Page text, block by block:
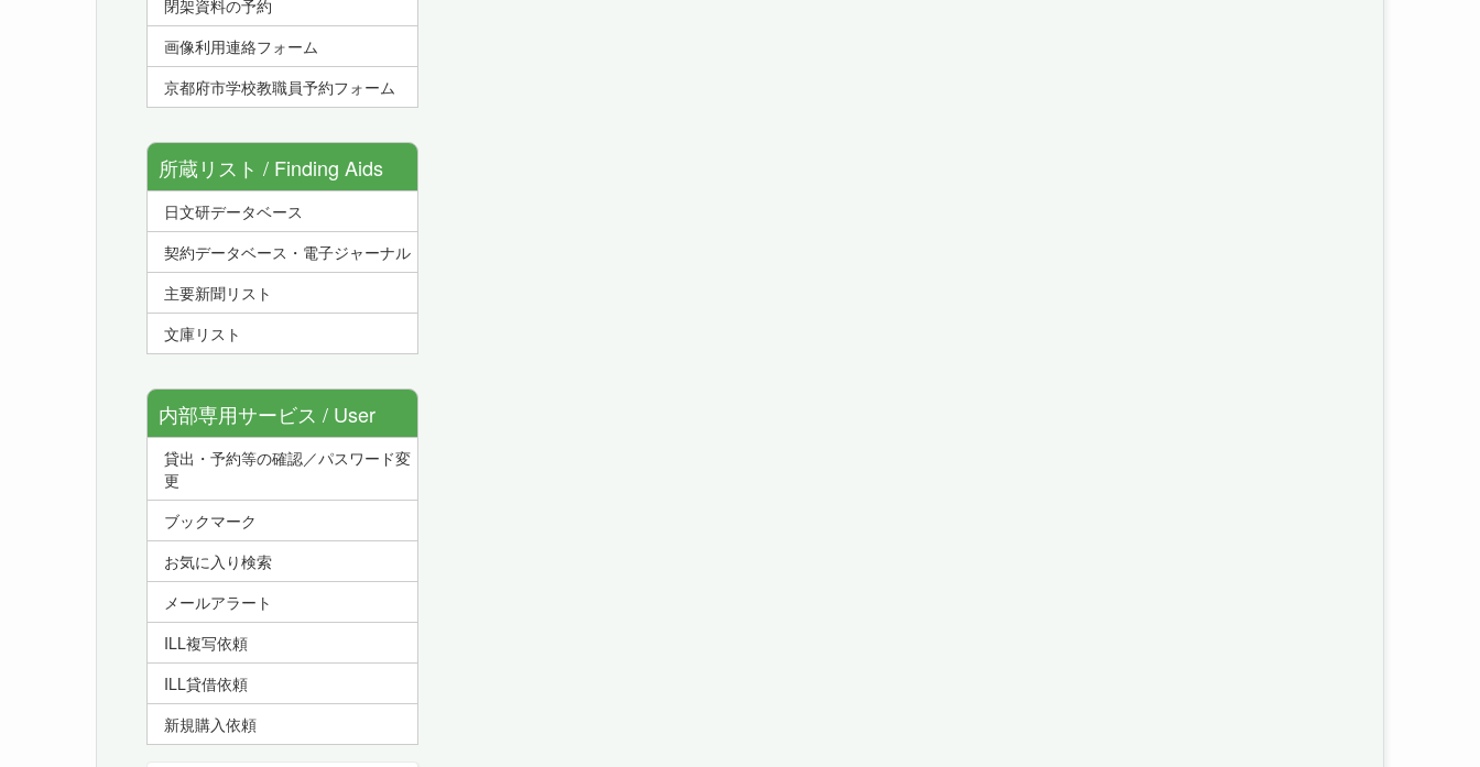
閉架資料の予約
画像利用連絡フォーム
京都府市学校教職員予約フォーム
所蔵リスト / Finding Aids
日文研データベース
契約データベース・電子ジャーナル
主要新聞リスト
文庫リスト
内部専用サービス / User
Service
貸出・予約等の確認／パスワード変
更
ブックマーク
お気に入り検索
メールアラート
ILL複写依頼
ILL貸借依頼
新規購入依頼